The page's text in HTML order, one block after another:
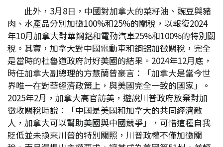
此外，3月8日，中國對加拿大的菜籽油、豌豆與豬
肉、水產品分別加徵100%和25%的關稅，以報復2024
年10月加拿大對華鋼鋁和電動汽車25%和100%的特別關
稅。其實，加拿大對中國電動車和鋼鋁加徵關稅，完全
是當時的杜魯道政府討好美國的結果。2024年12月底，
時任加拿大副總理的方慧蘭曾豪言：「加拿大是當今世
界唯一在對華經濟政策上，與美國完全一致的國家」。
2025年2月，加拿大高官訪美，遊說川普政府放棄對加
徵收關稅時說：「中國是美國和加拿大的共同經濟敵
人，加拿大可以幫助美國與中國競爭」，可惜這種自我
貶低並未換來川普的特別關照，川普政權不僅加徵關